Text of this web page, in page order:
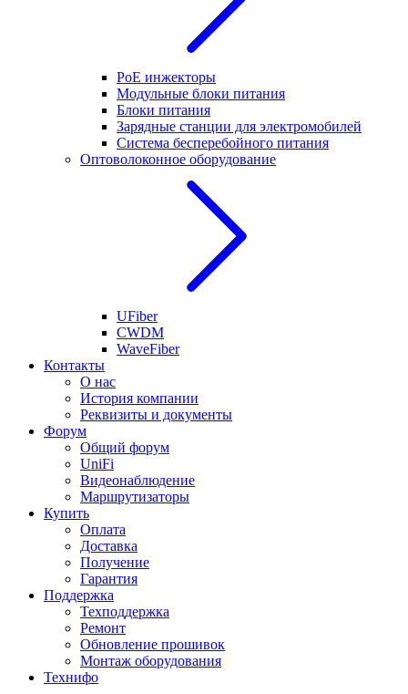
PoE инжекторы
Модульные блоки питания
Блоки питания
Зарядные станции для электромобилей
Система бесперебойного питания
Оптоволоконное оборудование
UFiber
CWDM
WaveFiber
Контакты
О нас
История компании
Реквизиты и документы
Форум
Общий форум
UniFi
Видеонаблюдение
Маршрутизаторы
Купить
Оплата
Доставка
Получение
Гарантия
Поддержка
Техподдержка
Ремонт
Обновление прошивок
Монтаж оборудования
Технифо